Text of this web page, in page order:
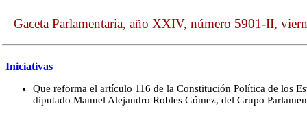
Gaceta Parlamentaria, año XXIV, número 5901-II,
Iniciativas
Que reforma el artículo 116 de la Constitución Política de los
diputado Manuel Alejandro Robles Gómez, del Grupo